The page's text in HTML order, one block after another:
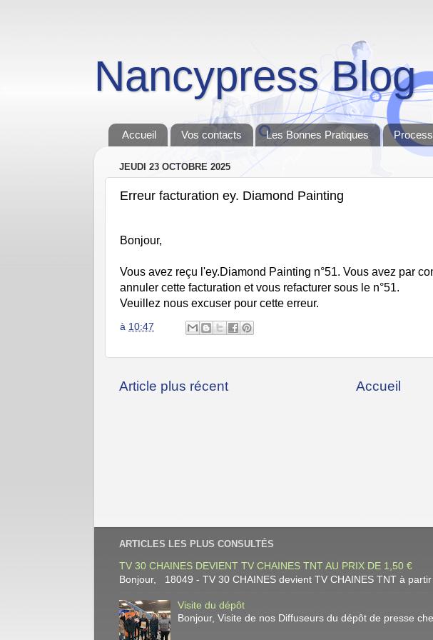
Nancypress Blog
Accueil Vos contacts Les Bonnes Pratiques
JEUDI 23 OCTOBRE 2025
Erreur facturation ey. Diamond Painting
Bonjour,
Vous avez reçu l'ey.Diamond Painting n°51. Vous avez par
annuler cette facturation et vous refacturer sous le n°51.
Veuillez nous excuser pour cette erreur.
à 10:47
Article plus récent Accueil
ARTICLES LES PLUS CONSULTÉS
TV 30 CHAINES DEVIENT TV CHAINES TNT AU PRIX DE 1,50 €
Bonjour, 18049 - TV 30 CHAINES devient TV CHAINES TNT à
Visite du dépôt
Bonjour, Visite de nos Diffuseurs du dépôt de presse